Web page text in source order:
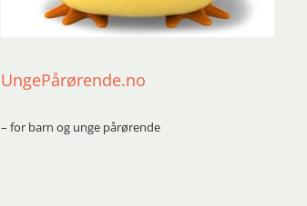
UngePårørende.no
– for barn og unge pårørende